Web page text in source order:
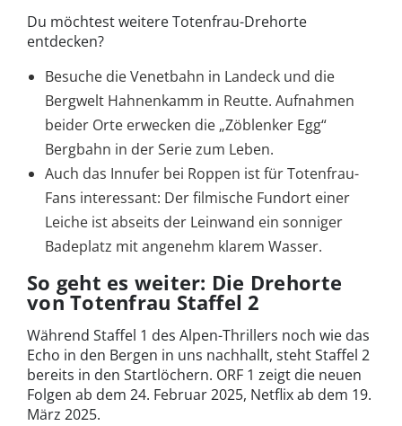
Du möchtest weitere Totenfrau-Drehorte
entdecken?
Besuche die Venetbahn in Landeck und die
Bergwelt Hahnenkamm in Reutte. Aufnahmen
beider Orte erwecken die „Zöblenker Egg“
Bergbahn in der Serie zum Leben.
Auch das Innufer bei Roppen ist für Totenfrau-
Fans interessant: Der filmische Fundort einer
Leiche ist abseits der Leinwand ein sonniger
Badeplatz mit angenehm klarem Wasser.
So geht es weiter: Die Drehorte
von Totenfrau Staffel 2
Während Staffel 1 des Alpen-Thrillers noch wie das
Echo in den Bergen in uns nachhallt, steht Staffel 2
bereits in den Startlöchern. ORF 1 zeigt die neuen
Folgen ab dem 24. Februar 2025, Netflix ab dem 19.
März 2025.